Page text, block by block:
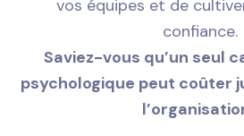
vos équipes et de
confiance.
Saviez-vous qu’un seul
psychologique peut coûter